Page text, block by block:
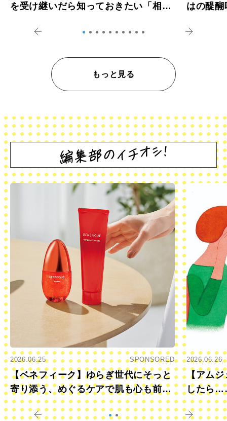
を受け継いだら知っておきたい「相続
はの醍
もっと見る
2026.06.25 SPONSORED
【ベネフィーク】ゆらぎ世代にそっと
寄り添う、めぐるケアで肌も心も前向
きに
2026.06.26
【アムジ
したら
すか？